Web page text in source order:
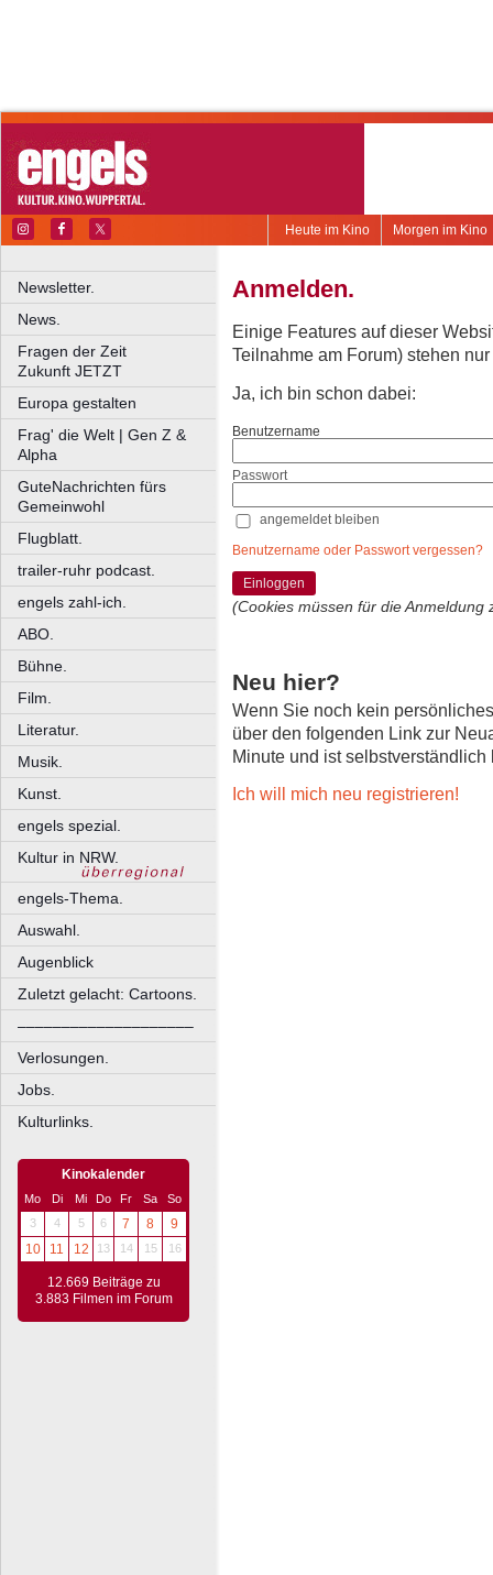
Morgen im Kino
Heute im Kino
Newsletter.
News.
Fragen der Zeit
Zukunft JETZT
Europa gestalten
Frag' die Welt | Gen Z &
Alpha
GuteNachrichten fürs
Gemeinwohl
Flugblatt.
trailer-ruhr podcast.
engels zahl-ich.
ABO.
Bühne.
Film.
Literatur.
Musik.
Kunst.
engels spezial.
Kultur in NRW.
engels-Thema.
Auswahl.
Augenblick
Zuletzt gelacht: Cartoons.
––––––––––––––––––––
Verlosungen.
Jobs.
Kulturlinks.
Kinokalender
Mo Di Mi Do Fr Sa
So
3
4 5 6 7 8
9
10
11 12 13 14 15 16
12.669 Beiträge zu
3.883 Filmen im Forum
Anmelden.
Einige Features auf dieser
Teilnahme am Forum) stehen
Ja, ich bin schon dabei:
Benutzername
Passwort
angemeldet bleiben
Benutzername oder Passwort vergessen?
Einloggen
(Cookies müssen für die Anmeldung
Neu hier?
Wenn Sie noch kein
über den folgenden Link zur
Minute und ist selbstverständlich
Ich will mich neu registrieren!